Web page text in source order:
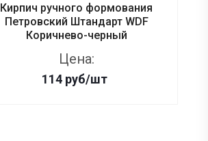
Кирпич ручного формования
Петровский Штандарт WDF
Коричнево-черный
Цена:
114 руб/шт